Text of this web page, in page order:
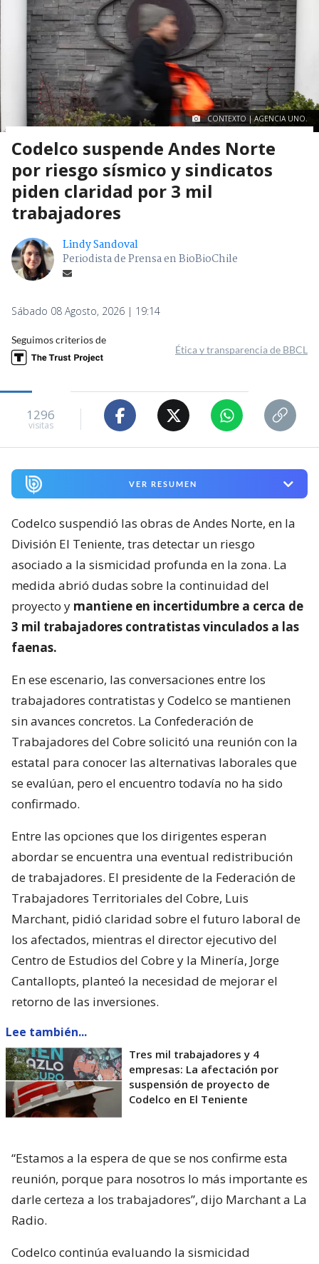
CONTEXTO | AGENCIA UNO.
Codelco suspende Andes Norte
por riesgo sísmico y sindicatos
piden claridad por 3 mil
trabajadores
Lindy Sandoval
Periodista de Prensa en BioBioChile
Sábado 08 Agosto, 2026 | 19:14
Seguimos criterios de
Ética y transparencia de BBCL
1296
visitas
VER RESUMEN
Codelco suspendió las obras de Andes Norte, en la
División El Teniente, tras detectar un riesgo
asociado a la sismicidad profunda en la zona. La
medida abrió dudas sobre la continuidad del
proyecto y mantiene en incertidumbre a cerca de
3 mil trabajadores contratistas vinculados a las
faenas.
En ese escenario, las conversaciones entre los
trabajadores contratistas y Codelco se mantienen
sin avances concretos. La Confederación de
Trabajadores del Cobre solicitó una reunión con la
estatal para conocer las alternativas laborales que
se evalúan, pero el encuentro todavía no ha sido
confirmado.
Entre las opciones que los dirigentes esperan
abordar se encuentra una eventual redistribución
de trabajadores. El presidente de la Federación de
Trabajadores Territoriales del Cobre, Luis
Marchant, pidió claridad sobre el futuro laboral de
los afectados, mientras el director ejecutivo del
Centro de Estudios del Cobre y la Minería, Jorge
Cantallopts, planteó la necesidad de mejorar el
retorno de las inversiones.
Lee también...
Tres mil trabajadores y 4
empresas: La afectación por
suspensión de proyecto de
Codelco en El Teniente
“Estamos a la espera de que se nos confirme esta
reunión, porque para nosotros lo más importante es
darle certeza a los trabajadores”, dijo Marchant a La
Radio.
Codelco continúa evaluando la sismicidad